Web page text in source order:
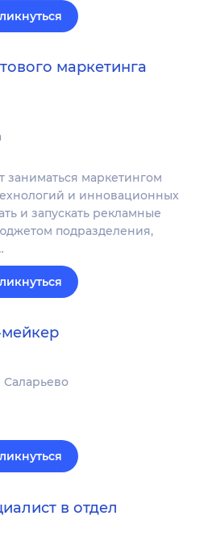
маркетинга
заниматься маркетингом
и инновационных
и запускать рекламные
подразделения,
Саларьево
в отдел